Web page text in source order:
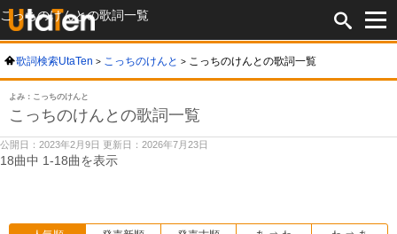
こっちのけんとの歌詞一覧
歌詞検索UtaTen こっちのけんと こっちのけんとの歌詞一覧
よみ：こっちのけんと
こっちのけんとの歌詞一覧
公開日：2023年2月9日 更新日：2026年7月23日
18曲中 1-18曲を表示